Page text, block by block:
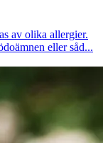
av olika allergier.
eller såd...